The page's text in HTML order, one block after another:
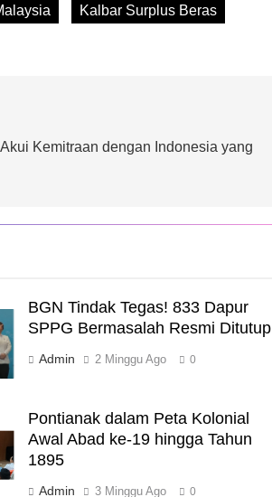
Kalbar Surplus Beras
Kemitraan dengan Indonesia yang
BGN Tindak Tegas! 833 Dapur
SPPG Bermasalah Resmi Ditutup
Admin 2 Minggu Ago 0
Pontianak dalam Peta Kolonial
Awal Abad ke-19 hingga Tahun
1895
Admin 3 Minggu Ago 0